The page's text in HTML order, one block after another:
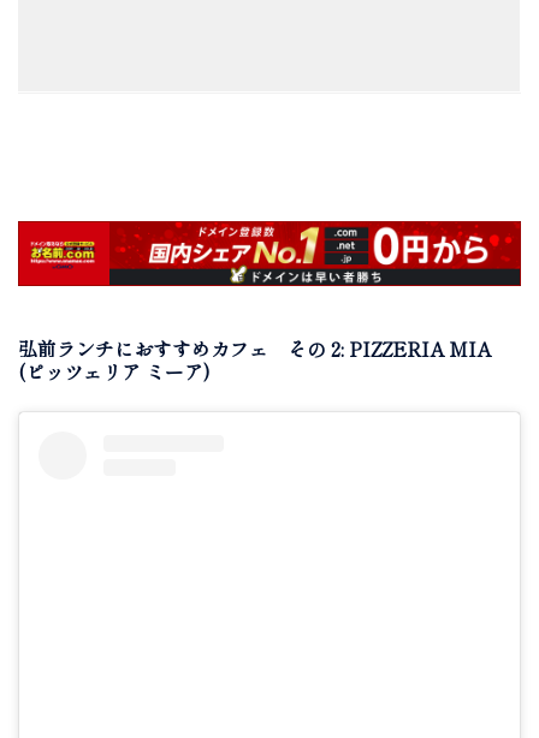
弘前ランチにおすすめカフェ その 2: PIZZERIA MIA
(ピッツェリア ミーア)